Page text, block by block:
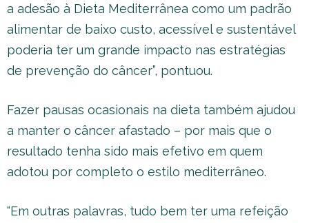
a adesão à Dieta Mediterrânea como um padrão
alimentar de baixo custo, acessível e sustentável
poderia ter um grande impacto nas estratégias
de prevenção do câncer”, pontuou.
Fazer pausas ocasionais na dieta também ajudou
a manter o câncer afastado – por mais que o
resultado tenha sido mais efetivo em quem
adotou por completo o estilo mediterrâneo.
“Em outras palavras, tudo bem ter uma refeição